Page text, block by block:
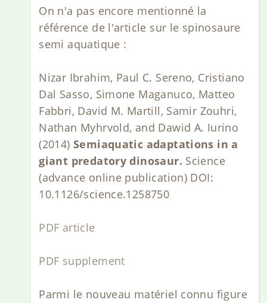
On n'a pas encore mentionné la
référence de l'article sur le spinosaure
semi aquatique :
Nizar Ibrahim, Paul C. Sereno, Cristiano
Dal Sasso, Simone Maganuco, Matteo
Fabbri, David M. Martill, Samir Zouhri,
Nathan Myhrvold, and Dawid A. Iurino
(2014)Semiaquatic adaptations in a
giant predatory dinosaur. Science
(advance online publication) DOI:
10.1126/science.1258750
PDF article
PDF supplement
Parmi le nouveau matériel connu figure